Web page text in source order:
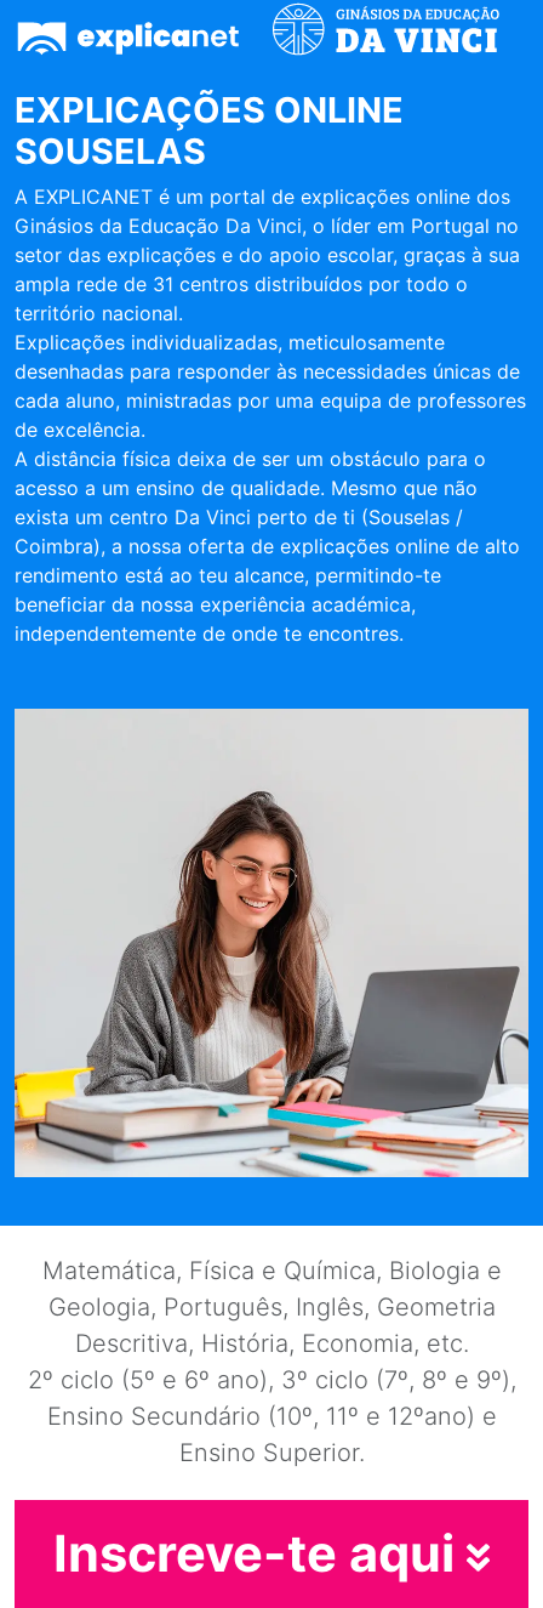
EXPLICAÇÕES ONLINE
SOUSELAS
A EXPLICANET é um portal de explicações online dos
Ginásios da Educação Da Vinci, o líder em Portugal no
setor das explicações e do apoio escolar, graças à sua
ampla rede de 31 centros distribuídos por todo o
território nacional.
Explicações individualizadas, meticulosamente
desenhadas para responder às necessidades únicas de
cada aluno, ministradas por uma equipa de professores
de excelência.
A distância física deixa de ser um obstáculo para o
acesso a um ensino de qualidade. Mesmo que não
exista um centro Da Vinci perto de ti (Souselas /
Coimbra), a nossa oferta de explicações online de alto
rendimento está ao teu alcance, permitindo-te
beneficiar da nossa experiência académica,
independentemente de onde te encontres.
Matemática, Física e Química, Biologia e
Geologia, Português, Inglês, Geometria
Descritiva, História, Economia, etc.
2º ciclo (5º e 6º ano), 3º ciclo (7º, 8º e 9º),
Ensino Secundário (10º, 11º e 12ºano) e
Ensino Superior.
Inscreve-te aqui